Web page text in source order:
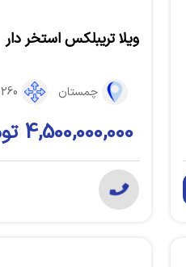
ویلا تریبلکس استخر دار
چمستان 260 متر
4,500,000,000 تومــان